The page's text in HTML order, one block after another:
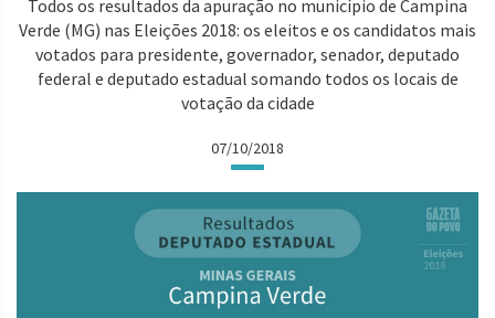
Todos os resultados da apuração no município de Campina
Verde (MG) nas Eleições 2018: os eleitos e os candidatos mais
votados para presidente, governador, senador, deputado
federal e deputado estadual somando todos os locais de
votação da cidade
07/10/2018